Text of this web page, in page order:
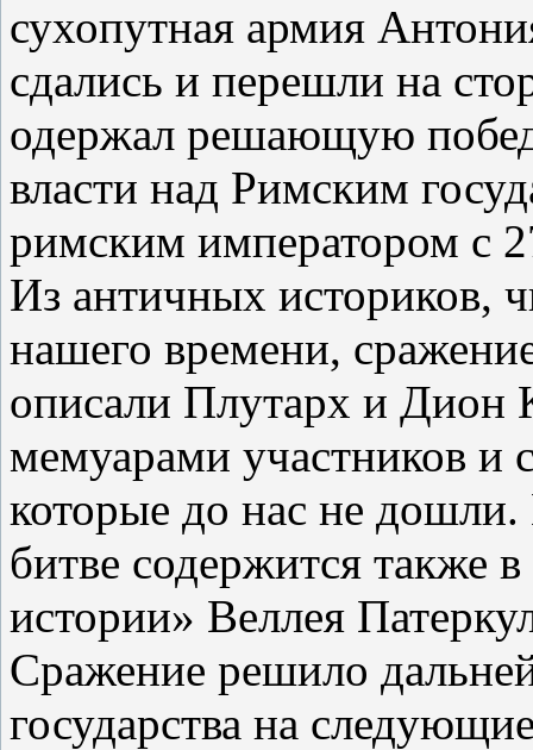
сухопутная армия
сдались и перешли на
одержал решающую
власти над Римским
римским императором с
Из античных историков,
нашего времени,
описали Плутарх и Дион
мемуарами участников и
которые до нас не
битве содержится также
истории» Веллея
Сражение решило
государства на